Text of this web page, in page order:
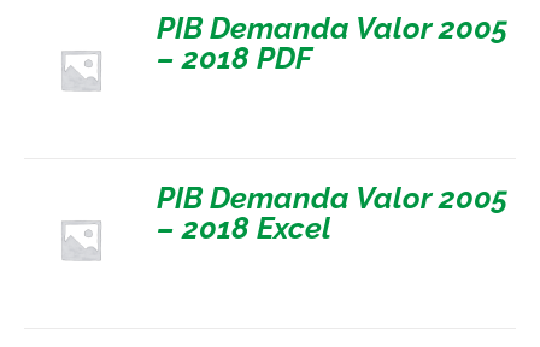
PIB Demanda Valor 2005
– 2018 PDF
PIB Demanda Valor 2005
– 2018 Excel